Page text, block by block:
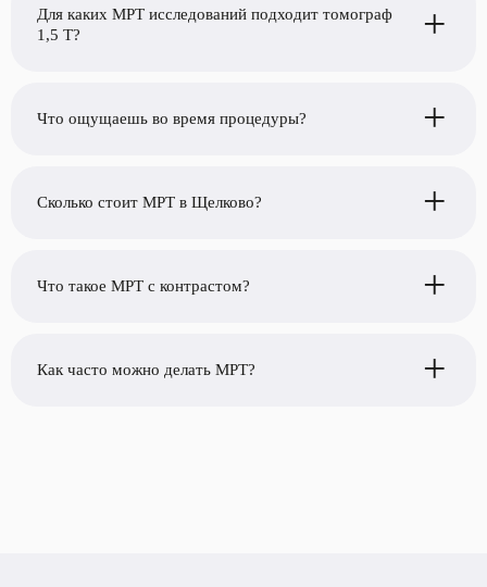
Для каких МРТ исследований подходит томограф
1,5 Т?
+
Что ощущаешь во время процедуры? +
Сколько стоит МРТ в Щелково? +
Что такое МРТ с контрастом? +
Как часто можно делать МРТ? +